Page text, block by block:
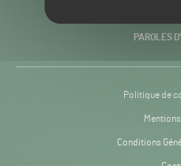
PAROLES
Politique de
Conditions